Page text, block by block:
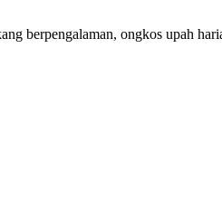
berpengalaman, ongkos upah